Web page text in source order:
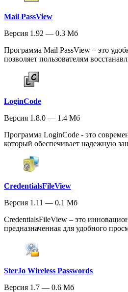
Mail PassView
Версия 1.92 — 0.3 Мб
Программа Mail PassView – это
позволяет пользователям
LoginCode
Версия 1.8.0 — 1.4 Мб
Программа LoginCode - это
который обеспечивает надежную
CredentialsFileView
Версия 1.11 — 0.1 Мб
CredentialsFileView – это
предназначенная для удобного
SterJo Wireless Passwords
Версия 1.7 — 0.6 Мб